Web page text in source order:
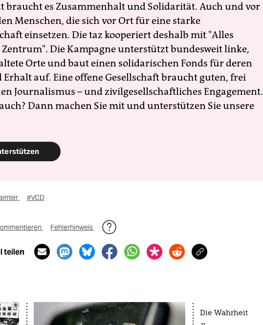
braucht es Zusammenhalt und Solidarität. Auch und vor
Menschen, die sich vor Ort für eine starke
einsetzen. Die taz kooperiert deshalb mit "Alles
Die Kampagne unterstützt bundesweit linke,
Orte und baut einen solidarischen Fonds für deren
Erhalt auf. Eine offene Gesellschaft braucht guten, frei
Journalismus – und zivilgesellschaftliches Engagement.
Dann machen Sie mit und unterstützen Sie unsere
#VCD
Fehlerhinweis
teilen
Die Wahrheit